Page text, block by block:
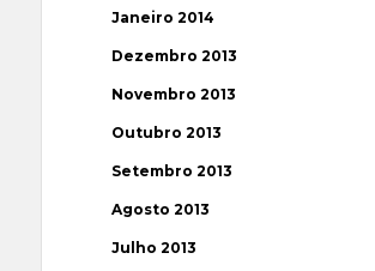
Janeiro 2014
Dezembro 2013
Novembro 2013
Outubro 2013
Setembro 2013
Agosto 2013
Julho 2013